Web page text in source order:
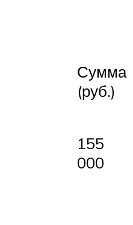
Сумма
(руб.)
155
000